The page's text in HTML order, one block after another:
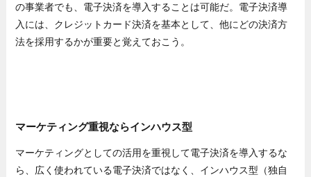
の事業者でも、電子決済を導入することは可能だ。電子決済導
入には、クレジットカード決済を基本として、他にどの決済方
法を採用するかが重要と覚えておこう。
マーケティング重視ならインハウス型
マーケティングとしての活用を重視して電子決済を導入するな
ら、広く使われている電子決済ではなく、インハウス型（独自